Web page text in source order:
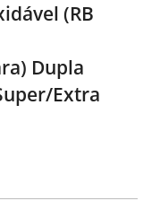
(RB
Dupla
Extra